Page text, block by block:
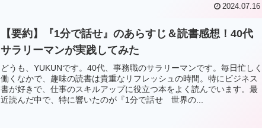
2024.07.16
【要約】『1分で話せ』のあらすじ＆読書感想！40代
サラリーマンが実践してみた
どうも、YUKUNです。40代、事務職のサラリーマンです。毎日忙しく
働くなかで、趣味の読書は貴重なリフレッシュの時間。特にビジネス
書が好きで、仕事のスキルアップに役立つ本をよく読んでいます。最
近読んだ中で、特に響いたのが『1分で話せ 世界の...